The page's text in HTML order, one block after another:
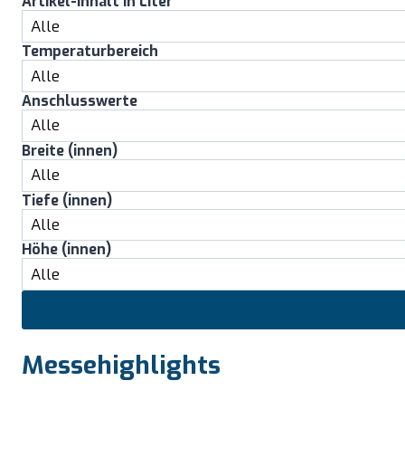
Temperaturbereich
Anschlusswerte
Breite (innen)
Tiefe (innen)
Höhe (innen)
Messehighlights